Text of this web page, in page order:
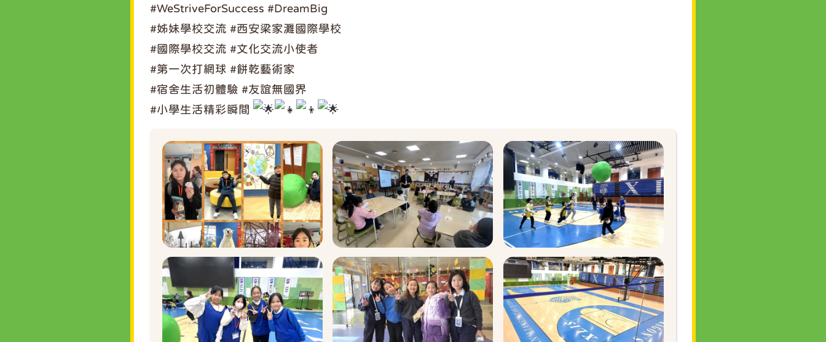
#WeStriveForSuccess #DreamBig
#姊妹學校交流 #西安梁家灘國際學校
#國際學校交流 #文化交流小使者
#第一次打網球 #餅乾藝術家
#宿舍生活初體驗 #友誼無國界
#小學生活精彩瞬間